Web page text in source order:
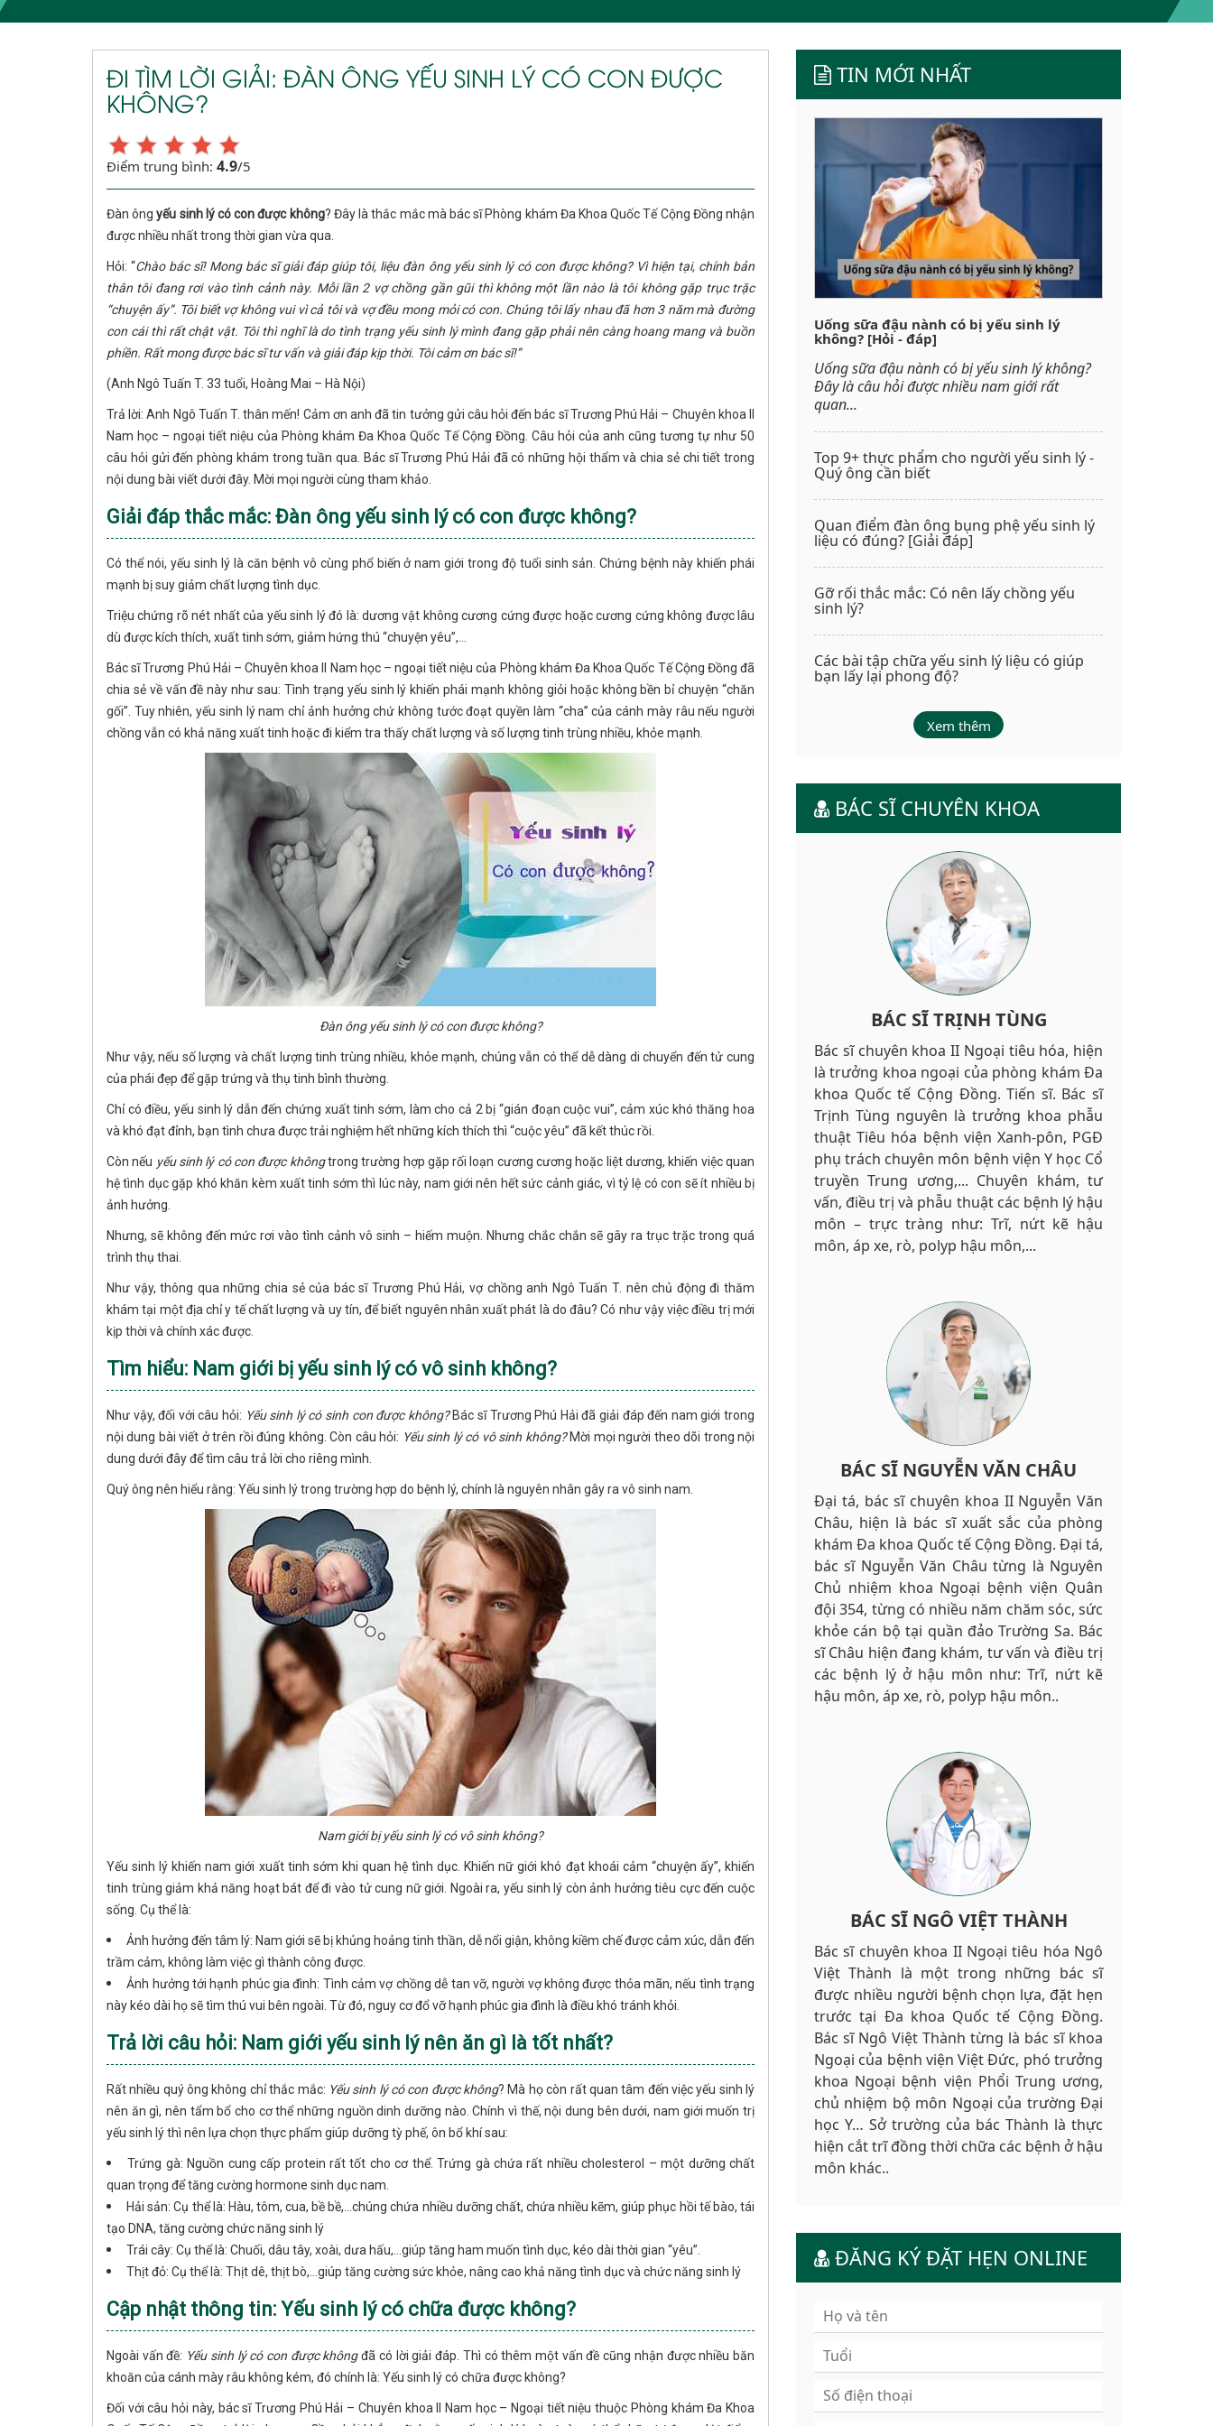
ĐI TÌM LỜI GIẢI: ĐÀN ÔNG YẾU SINH LÝ CÓ CON ĐƯỢC
KHÔNG?
Điểm trung bình: 4.9/5
Đàn ôngyếu sinh lý có con được không? Đây là thắc mắc mà bác sĩ Phòng khám Đa Khoa Quốc Tế Cộng Đồng nhận
được nhiều nhất trong thời gian vừa qua.
Hỏi: “Chào bác sĩ! Mong bác sĩ giải đáp giúp tôi, liệu đàn ông yếu sinh lý có con được không? Vì hiện tại, chính bản
thân tôi đang rơi vào tình cảnh này. Mỗi lần 2 vợ chồng gần gũi thì không một lần nào là tôi không gặp trục trặc
“chuyện ấy”. Tôi biết vợ không vui vì cả tôi và vợ đều mong mỏi có con. Chúng tôi lấy nhau đã hơn 3 năm mà đường
con cái thì rất chật vật. Tôi thì nghĩ là do tình trạng yếu sinh lý mình đang gặp phải nên càng hoang mang và buồn
phiền. Rất mong được bác sĩ tư vấn và giải đáp kịp thời. Tôi cảm ơn bác sĩ!”
(Anh Ngô Tuấn T. 33 tuổi, Hoàng Mai – Hà Nội)
Trả lời: Anh Ngô Tuấn T. thân mến! Cảm ơn anh đã tin tưởng gửi câu hỏi đến bác sĩ Trương Phú Hải – Chuyên khoa II
Nam học – ngoại tiết niệu của Phòng khám Đa Khoa Quốc Tế Cộng Đồng. Câu hỏi của anh cũng tương tự như 50
câu hỏi gửi đến phòng khám trong tuần qua. Bác sĩ Trương Phú Hải đã có những hội thẩm và chia sẻ chi tiết trong
nội dung bài viết dưới đây. Mời mọi người cùng tham khảo.
Giải đáp thắc mắc: Đàn ông yếu sinh lý có con được không?
Có thể nói, yếu sinh lý là căn bệnh vô cùng phổ biến ở nam giới trong độ tuổi sinh sản. Chứng bệnh này khiến phái
mạnh bị suy giảm chất lượng tình dục.
Triệu chứng rõ nét nhất của yếu sinh lý đó là: dương vật không cương cứng được hoặc cương cứng không được lâu
dù được kích thích, xuất tinh sớm, giảm hứng thú “chuyện yêu”,...
Bác sĩ Trương Phú Hải – Chuyên khoa II Nam học – ngoại tiết niệu của Phòng khám Đa Khoa Quốc Tế Cộng Đồng đã
chia sẻ về vấn đề này như sau: Tình trạng yếu sinh lý khiến phái mạnh không giỏi hoặc không bền bỉ chuyện “chăn
gối”. Tuy nhiên, yếu sinh lý nam chỉ ảnh hưởng chứ không tước đoạt quyền làm “cha” của cánh mày râu nếu người
chồng vẫn có khả năng xuất tinh hoặc đi kiểm tra thấy chất lượng và số lượng tinh trùng nhiều, khỏe mạnh.
Đàn ông yếu sinh lý có con được không?
Như vậy, nếu số lượng và chất lượng tinh trùng nhiều, khỏe mạnh, chúng vẫn có thể dễ dàng di chuyển đến tử cung
của phái đẹp để gặp trứng và thụ tinh bình thường.
Chỉ có điều, yếu sinh lý dẫn đến chứng xuất tinh sớm, làm cho cả 2 bị “gián đoạn cuộc vui”, cảm xúc khó thăng hoa
và khó đạt đỉnh, bạn tình chưa được trải nghiệm hết những kích thích thì “cuộc yêu” đã kết thúc rồi.
Còn nếu yếu sinh lý có con được khôngtrong trường hợp gặp rối loạn cương cương hoặc liệt dương, khiến việc quan
hệ tình dục gặp khó khăn kèm xuất tinh sớm thì lúc này, nam giới nên hết sức cảnh giác, vì tỷ lệ có con sẽ ít nhiều bị
ảnh hưởng.
Nhưng, sẽ không đến mức rơi vào tình cảnh vô sinh – hiếm muộn. Nhưng chắc chắn sẽ gây ra trục trặc trong quá
trình thụ thai.
Như vậy, thông qua những chia sẻ của bác sĩ Trương Phú Hải, vợ chồng anh Ngô Tuấn T. nên chủ động đi thăm
khám tại một địa chỉ y tế chất lượng và uy tín, để biết nguyên nhân xuất phát là do đâu? Có như vậy việc điều trị mới
kịp thời và chính xác được.
Tìm hiểu: Nam giới bị yếu sinh lý có vô sinh không?
Như vậy, đối với câu hỏi: Yếu sinh lý có sinh con được không?Bác sĩ Trương Phú Hải đã giải đáp đến nam giới trong
nội dung bài viết ở trên rồi đúng không. Còn câu hỏi: Yếu sinh lý có vô sinh không?Mời mọi người theo dõi trong nội
dung dưới đây để tìm câu trả lời cho riêng mình.
Quý ông nên hiểu rằng: Yếu sinh lý trong trường hợp do bệnh lý, chính là nguyên nhân gây ra vô sinh nam.
Nam giới bị yếu sinh lý có vô sinh không?
Yếu sinh lý khiến nam giới xuất tinh sớm khi quan hệ tình dục. Khiến nữ giới khó đạt khoái cảm “chuyện ấy”, khiến
tinh trùng giảm khả năng hoạt bát để đi vào tử cung nữ giới. Ngoài ra, yếu sinh lý còn ảnh hưởng tiêu cực đến cuộc
sống. Cụ thể là:
Ảnh hưởng đến tâm lý: Nam giới sẽ bị khủng hoảng tinh thần, dễ nổi giận, không kiềm chế được cảm xúc, dẫn đến
trầm cảm, không làm việc gì thành công được.
Ảnh hưởng tới hạnh phúc gia đình: Tình cảm vợ chồng dễ tan vỡ, người vợ không được thỏa mãn, nếu tình trạng
này kéo dài họ sẽ tìm thú vui bên ngoài. Từ đó, nguy cơ đổ vỡ hạnh phúc gia đình là điều khó tránh khỏi.
Trả lời câu hỏi: Nam giới yếu sinh lý nên ăn gì là tốt nhất?
Rất nhiều quý ông không chỉ thắc mắc: Yếu sinh lý có con được không? Mà họ còn rất quan tâm đến việc yếu sinh lý
nên ăn gì, nên tẩm bổ cho cơ thể những nguồn dinh dưỡng nào. Chính vì thế, nội dung bên dưới, nam giới muốn trị
yếu sinh lý thì nên lựa chọn thực phẩm giúp dưỡng tỳ phế, ôn bổ khí sau:
Trứng gà: Nguồn cung cấp protein rất tốt cho cơ thể. Trứng gà chứa rất nhiều cholesterol – một dưỡng chất
quan trọng để tăng cường hormone sinh dục nam.
Hải sản: Cụ thể là: Hàu, tôm, cua, bề bề,...chúng chứa nhiều dưỡng chất, chứa nhiều kẽm, giúp phục hồi tế bào, tái
tạo DNA, tăng cường chức năng sinh lý
Trái cây: Cụ thể là: Chuối, dâu tây, xoài, dưa hấu,...giúp tăng ham muốn tình dục, kéo dài thời gian “yêu”.
Thịt đỏ: Cụ thể là: Thịt dê, thịt bò,...giúp tăng cường sức khỏe, nâng cao khả năng tình dục và chức năng sinh lý
Cập nhật thông tin: Yếu sinh lý có chữa được không?
Ngoài vấn đề: Yếu sinh lý có con được khôngđã có lời giải đáp. Thì có thêm một vấn đề cũng nhận được nhiều băn
khoăn của cánh mày râu không kém, đó chính là: Yếu sinh lý có chữa được không?
Đối với câu hỏi này, bác sĩ Trương Phú Hải – Chuyên khoa II Nam học – Ngoại tiết niệu thuộc Phòng khám Đa Khoa
TIN MỚI NHẤT
Uống sữa đậu nành có bị yếu sinh lý
không? [Hỏi - đáp]
Uống sữa đậu nành có bị yếu sinh lý không?
Đây là câu hỏi được nhiều nam giới rất
quan...
Top 9+ thực phẩm cho người yếu sinh lý -
Quý ông cần biết
Quan điểm đàn ông bụng phệ yếu sinh lý
liệu có đúng? [Giải đáp]
Gỡ rối thắc mắc: Có nên lấy chồng yếu
sinh lý?
Các bài tập chữa yếu sinh lý liệu có giúp
bạn lấy lại phong độ?
Xem thêm
BÁC SĨ CHUYÊN KHOA
BÁC SĨ TRỊNH TÙNG
Bác sĩ chuyên khoa II Ngoại tiêu hóa, hiện
là trưởng khoa ngoại của phòng khám Đa
khoa Quốc tế Cộng Đồng. Tiến sĩ. Bác sĩ
Trịnh Tùng nguyên là trưởng khoa phẫu
thuật Tiêu hóa bệnh viện Xanh-pôn, PGĐ
phụ trách chuyên môn bệnh viện Y học Cổ
truyền Trung ương,... Chuyên khám, tư
vấn, điều trị và phẫu thuật các bệnh lý hậu
môn – trực tràng như: Trĩ, nứt kẽ hậu
môn, áp xe, rò, polyp hậu môn,...
BÁC SĨ NGUYỄN VĂN CHÂU
Đại tá, bác sĩ chuyên khoa II Nguyễn Văn
Châu, hiện là bác sĩ xuất sắc của phòng
khám Đa khoa Quốc tế Cộng Đồng. Đại tá,
bác sĩ Nguyễn Văn Châu từng là Nguyên
Chủ nhiệm khoa Ngoại bệnh viện Quân
đội 354, từng có nhiều năm chăm sóc, sức
khỏe cán bộ tại quần đảo Trường Sa. Bác
sĩ Châu hiện đang khám, tư vấn và điều trị
các bệnh lý ở hậu môn như: Trĩ, nứt kẽ
hậu môn, áp xe, rò, polyp hậu môn..
BÁC SĨ NGÔ VIỆT THÀNH
Bác sĩ chuyên khoa II Ngoại tiêu hóa Ngô
Việt Thành là một trong những bác sĩ
được nhiều người bệnh chọn lựa, đặt hẹn
trước tại Đa khoa Quốc tế Cộng Đồng.
Bác sĩ Ngô Việt Thành từng là bác sĩ khoa
Ngoại của bệnh viện Việt Đức, phó trưởng
khoa Ngoại bệnh viện Phổi Trung ương,
chủ nhiệm bộ môn Ngoại của trường Đại
học Y… Sở trường của bác Thành là thực
hiện cắt trĩ đồng thời chữa các bệnh ở hậu
môn khác..
ĐĂNG KÝ ĐẶT HẸN ONLINE